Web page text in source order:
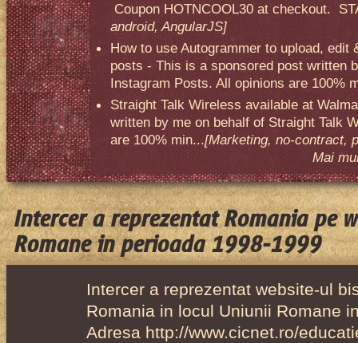
Coupon HOTNCOOL30 at checkout.
android, AngularJS]
How to use Autogrammer to upload, edit
posts - This is a sponsored post written
Instagram Posts. All opinions are 100%
Straight Talk Wireless available at
written by me on behalf of Straight Talk
are 100% min...[Marketing, no-contract,
Mai
Intercer a reprezentat Romania pe
Romane in perioada 1998-1999
Intercer a reprezentat website-ul
Romania in locul Uniunii Romane
Adresa http://www.cicnet.ro/